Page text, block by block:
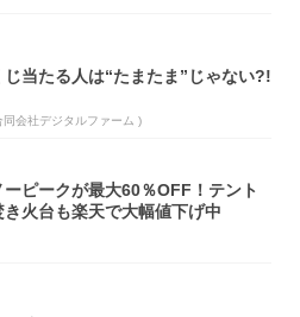
じ当たる人は“たまたま”じゃない?!
同会社デジタルファーム )
ーピークが最大60％OFF！テント
き火台も楽天で大幅値下げ中